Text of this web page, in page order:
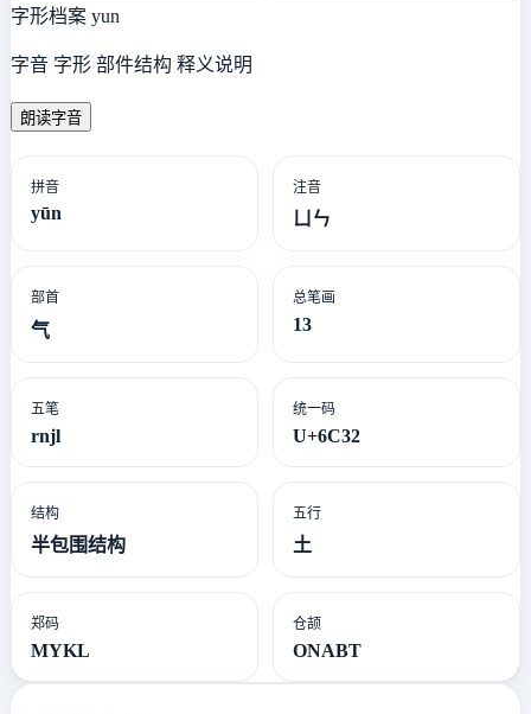
字形档案 yun
字音 字形 部件结构 释义说明
朗读字音
拼音
yūn
注音
ㄩㄣ
部首
气
总笔画
13
五笔
rnjl
统一码
U+6C32
结构
半包围结构
五行
土
郑码
MYKL
仓颉
ONABT